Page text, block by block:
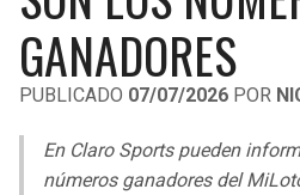
LIGA DE EXPANSIÓN MX
LEAGUES CUP
UEFA EUROPA LEAGUE
UEFA CONFERENCE LEAGUE
COPA LIBERTADORES
RAIDERS
RAVENS
CAVALIERS
PACERS
GANADORES
PUBLICADO 07/07/2026 POR
En Claro Sports pueden
números ganadores del